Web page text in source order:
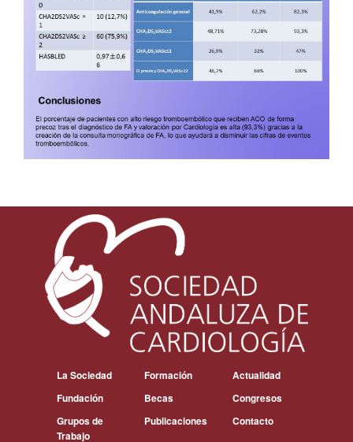
La Sociedad
Fundación
Grupos de
Trabajo
Formación
Becas
Publicaciones
Actualidad
Congresos
Contacto